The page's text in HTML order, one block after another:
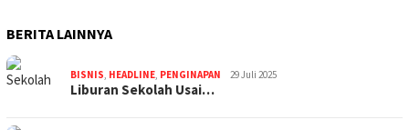
BERITA LAINNYA
BISNIS, HEADLINE, PENGINAPAN 29 Juli 2025
Liburan Sekolah Usai…